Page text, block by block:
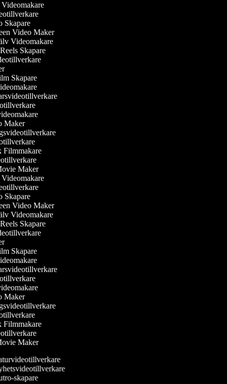
Videomakare
Skapare
Video Maker
Videomakare
Skapare
Skapare
Maker
Filmmakare
Maker
Videomakare
Skapare
Video Maker
Videomakare
Skapare
Skapare
Maker
Filmmakare
Maker
skapare